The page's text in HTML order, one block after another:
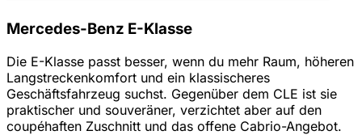
Mercedes-Benz E-Klasse
Die E-Klasse passt besser, wenn du mehr Raum, höheren
Langstreckenkomfort und ein klassischeres
Geschäftsfahrzeug suchst. Gegenüber dem CLE ist sie
praktischer und souveräner, verzichtet aber auf den
coupéhaften Zuschnitt und das offene Cabrio-Angebot.